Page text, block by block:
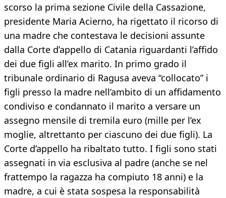
scorso la prima sezione Civile della Cassazione,
presidente Maria Acierno, ha rigettato il ricorso di
una madre che contestava le decisioni assunte
dalla Corte d’appello di Catania riguardanti l’affido
dei due figli all’ex marito. In primo grado il
tribunale ordinario di Ragusa aveva “collocato” i
figli presso la madre nell’ambito di un affidamento
condiviso e condannato il marito a versare un
assegno mensile di tremila euro (mille per l’ex
moglie, altrettanto per ciascuno dei due figli). La
Corte d’appello ha ribaltato tutto. I figli sono stati
assegnati in via esclusiva al padre (anche se nel
frattempo la ragazza ha compiuto 18 anni) e la
madre, a cui è stata sospesa la responsabilità